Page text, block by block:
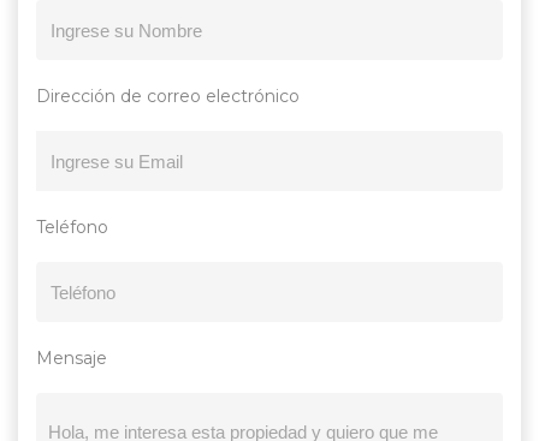
Dirección de correo electrónico
Teléfono
Mensaje